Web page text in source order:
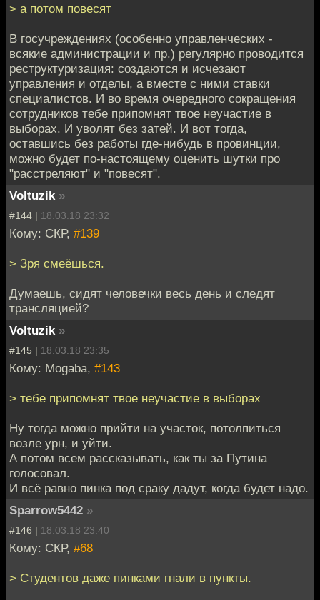
> а потом повесят
В госучреждениях (особенно управленческих -
всякие администрации и пр.) регулярно проводится
реструктуризация: создаются и исчезают
управления и отделы, а вместе с ними ставки
специалистов. И во время очередного сокращения
сотрудников тебе припомнят твое неучастие в
выборах. И уволят без затей. И вот тогда,
оставшись без работы где-нибудь в провинции,
можно будет по-настоящему оценить шутки про
"расстреляют" и "повесят".
Voltuzik »
#144 | 18.03.18 23:32
Кому: СКР, #139
> Зря смеёшься.
Думаешь, сидят человечки весь день и следят
трансляцией?
Voltuzik »
#145 | 18.03.18 23:35
Кому: Mogaba, #143
> тебе припомнят твое неучастие в выборах
Ну тогда можно прийти на участок, потолпиться
возле урн, и уйти.
А потом всем рассказывать, как ты за Путина
голосовал.
И всё равно пинка под сраку дадут, когда будет надо.
Sparrow5442 »
#146 | 18.03.18 23:40
Кому: СКР, #68
> Студентов даже пинками гнали в пункты.